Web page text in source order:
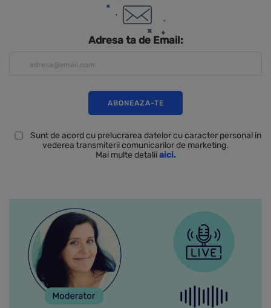
Adresa ta de Email:
Sunt de acord cu prelucrarea datelor cu caracter personal in
vederea transmiterii comunicarilor de marketing.
Mai multe detaliiaici.